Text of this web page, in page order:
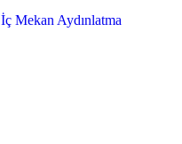
İç Mekan Aydınlatma